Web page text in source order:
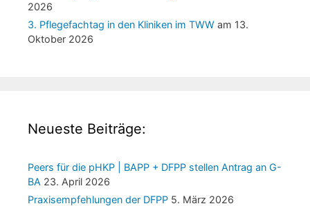
2026
3. Pflegefachtag in den Kliniken im TWW am 13.
Oktober 2026
Neueste Beiträge:
Peers für die pHKP | BAPP + DFPP stellen Antrag an G-
BA 23. April 2026
Praxisempfehlungen der DFPP 5. März 2026